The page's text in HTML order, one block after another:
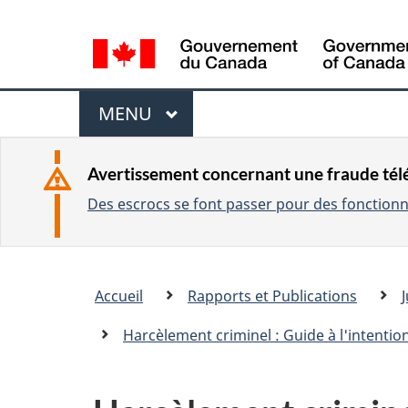
n
g
u
a
g
e
s
l
e
M
e
n
u
MENU
P
R
C
I
A
Avertissement concernant une fraude
Des escrocs se font passer pour des
Accueil Rapports et Publications
Harcèlement criminel : Guide à